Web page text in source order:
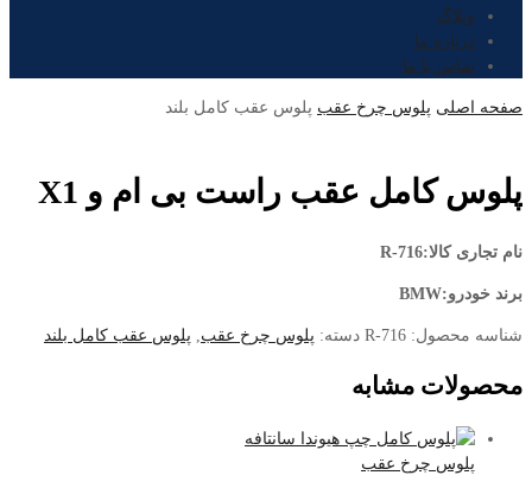
وبلاگ
درباره ما
تماس با ما
صفحه اصلی پلوس چرخ عقب پلوس عقب کامل بلند
پلوس کامل عقب راست بی ام و X1
نام تجاری کالا:R-716
برند خودرو:BMW
شناسه محصول: R-716 دسته: پلوس چرخ عقب پلوس عقب کامل بلند
محصولات مشابه
پلوس چرخ عقب